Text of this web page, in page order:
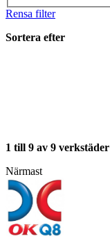
Rensa filter
Sortera efter
1 till 9 av 9 verkstäder
Närmast